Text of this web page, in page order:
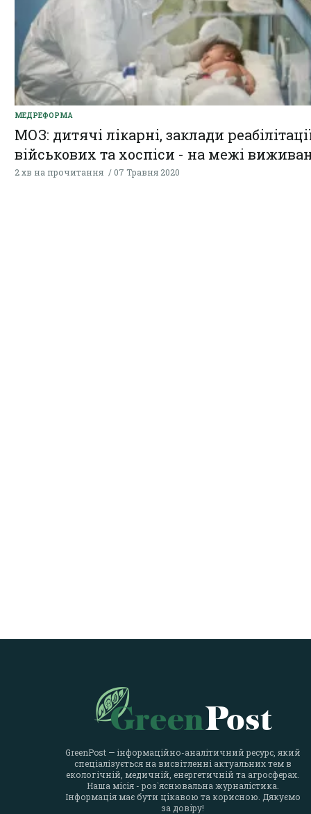
МЕДРЕФОРМА
МОЗ: дитячі лікарні, заклади
військових та хоспіси - на межі
2 хв на прочитання 07 Травня 2020
GreenPost — інформаційно-аналітичний ресурс, який
спеціалізується на висвітленні актуальних тем в
екологічній, медичній, енергетичній та агросферах.
Наша місія - роз`яснювальна журналістика.
Інформація має бути цікавою та корисною. Дякуємо
за довіру!